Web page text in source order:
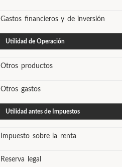
Gastos financieros y de inversión
Utilidad de Operación
Otros productos
Otros gastos
Utilidad antes de Impuestos
Impuesto sobre la renta
Reserva legal